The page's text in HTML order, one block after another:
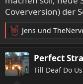
:
Coverversion) der
R
e
a
k
t
Jens und
Perfect
Till Deaf Do